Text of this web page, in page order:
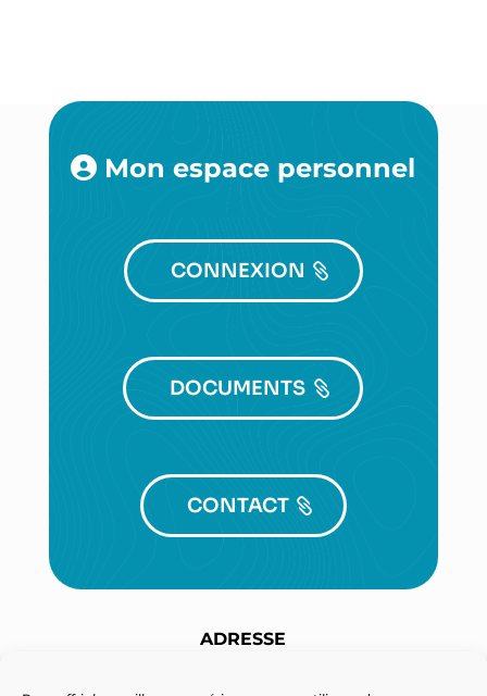
Mon espace personnel
CONNEXION
DOCUMENTS
CONTACT
ADRESSE